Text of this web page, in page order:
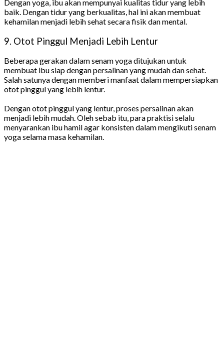
Dengan yoga, ibu akan mempunyai kualitas tidur yang lebih
baik. Dengan tidur yang berkualitas, hal ini akan membuat
kehamilan menjadi lebih sehat secara fisik dan mental.
9. Otot Pinggul Menjadi Lebih Lentur
Beberapa gerakan dalam senam yoga ditujukan untuk
membuat ibu siap dengan persalinan yang mudah dan sehat.
Salah satunya dengan memberi manfaat dalam mempersiapkan
otot pinggul yang lebih lentur.
Dengan otot pinggul yang lentur, proses persalinan akan
menjadi lebih mudah. Oleh sebab itu, para praktisi selalu
menyarankan ibu hamil agar konsisten dalam mengikuti senam
yoga selama masa kehamilan.